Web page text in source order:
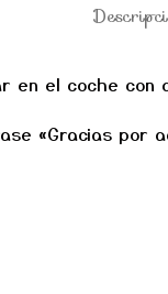
el coche con
«Gracias por